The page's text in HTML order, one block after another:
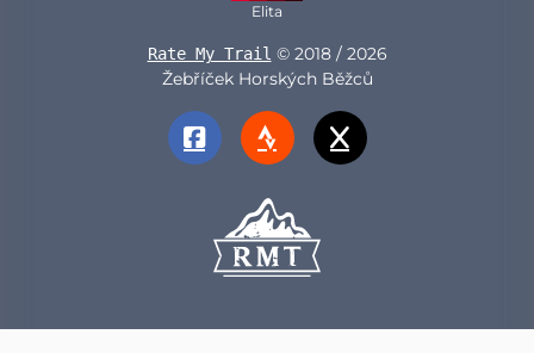
Elita
Rate My Trail © 2018 / 2026
Žebříček Horských Běžců